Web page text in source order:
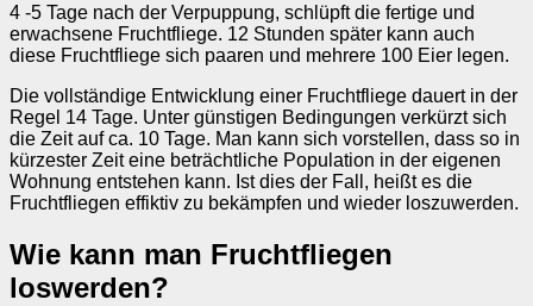
4 -5 Tage nach der Verpuppung, schlüpft die fertige und
erwachsene Fruchtfliege. 12 Stunden später kann auch
diese Fruchtfliege sich paaren und mehrere 100 Eier legen.
Die vollständige Entwicklung einer Fruchtfliege dauert in der
Regel 14 Tage. Unter günstigen Bedingungen verkürzt sich
die Zeit auf ca. 10 Tage. Man kann sich vorstellen, dass so in
kürzester Zeit eine beträchtliche Population in der eigenen
Wohnung entstehen kann. Ist dies der Fall, heißt es die
Fruchtfliegen effiktiv zu bekämpfen und wieder loszuwerden.
Wie kann man Fruchtfliegen
loswerden?